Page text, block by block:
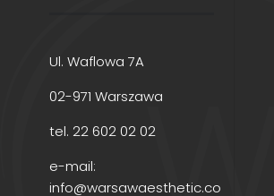
Ul. Waflowa 7A
02-971 Warszawa
tel. 22 602 02 02
e-mail:
info@warsawaesthetic.co